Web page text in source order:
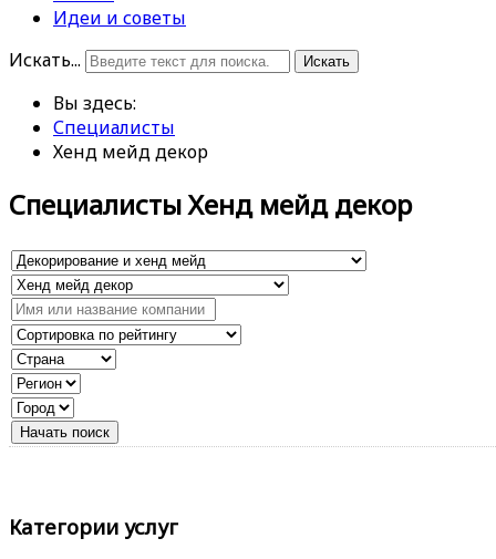
Идеи и советы
Искать...
Искать
Вы здесь:
Специалисты
Хенд мейд декор
Специалисты Хенд мейд декор
Категории услуг